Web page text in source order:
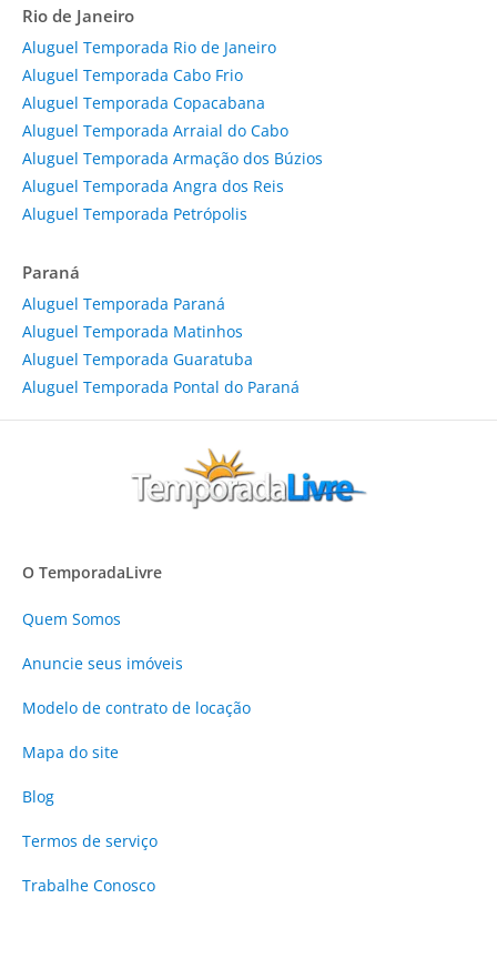
Rio de Janeiro
Aluguel Temporada Rio de Janeiro
Aluguel Temporada Cabo Frio
Aluguel Temporada Copacabana
Aluguel Temporada Arraial do Cabo
Aluguel Temporada Armação dos Búzios
Aluguel Temporada Angra dos Reis
Aluguel Temporada Petrópolis
Paraná
Aluguel Temporada Paraná
Aluguel Temporada Matinhos
Aluguel Temporada Guaratuba
Aluguel Temporada Pontal do Paraná
O TemporadaLivre
Quem Somos
Anuncie seus imóveis
Modelo de contrato de locação
Mapa do site
Blog
Termos de serviço
Trabalhe Conosco